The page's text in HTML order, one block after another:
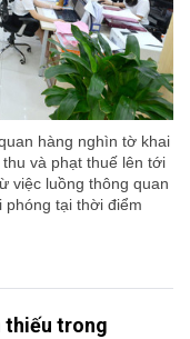
hàng nghìn tờ khai
và phạt thuế lên tới
việc luồng thông quan
phóng tại thời điểm
thiếu trong